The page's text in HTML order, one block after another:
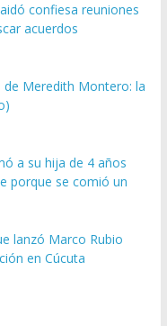
confiesa reuniones
acuerdos
de Meredith Montero: la
a su hija de 4 años
porque se comió un
lanzó Marco Rubio
en Cúcuta